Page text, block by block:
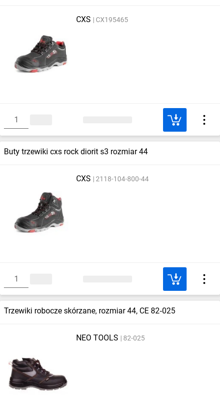
CXS CX195465
Buty trzewiki cxs rock diorit s3 rozmiar 44
CXS 2118-104-800-44
Trzewiki robocze skórzane, rozmiar 44, CE 82‑025
NEO TOOLS 82-025